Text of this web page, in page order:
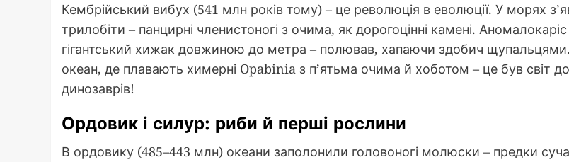
Кембрійський вибух (541 млн років тому) – це революція в еволюції. У морях
трилобіти – панцирні членистоногі з очима, як дорогоцінні камені.
гігантський хижак довжиною до метра – полював, хапаючи здобич щупальцями.
океан, де плавають химерні Opabinia з п’ятьма очима й хоботом – це був світ до
динозаврів!
Ордовик і силур: риби й перші рослини
В ордовику (485–443 млн) океани заполонили головоногі молюски – предки